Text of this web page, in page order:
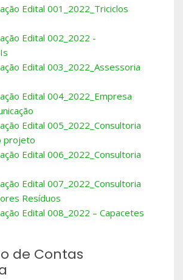
Edital 001_2022_Triciclos
Edital 002_2022 -
Edital 003_2022_Assessoria
Edital 004_2022_Empresa
Edital 005_2022_Consultoria
projeto
Edital 006_2022_Consultoria
Edital 007_2022_Consultoria
Resíduos
Edital 008_2022 – Capacetes
de Contas